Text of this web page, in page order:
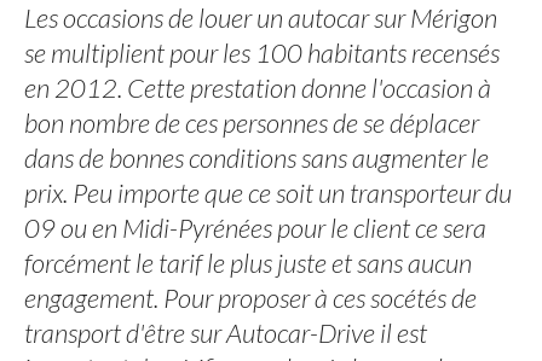
Les occasions de louer un autocar sur Mérigon
se multiplient pour les 100 habitants recensés
en 2012. Cette prestation donne l'occasion à
bon nombre de ces personnes de se déplacer
dans de bonnes conditions sans augmenter le
prix. Peu importe que ce soit un transporteur du
09 ou en Midi-Pyrénées pour le client ce sera
forcément le tarif le plus juste et sans aucun
engagement. Pour proposer à ces socétés de
transport d'être sur Autocar-Drive il est